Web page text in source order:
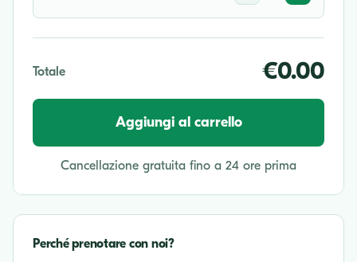
Totale €0.00
Aggiungi al carrello
Cancellazione gratuita fino a 24 ore prima
Perché prenotare con noi?